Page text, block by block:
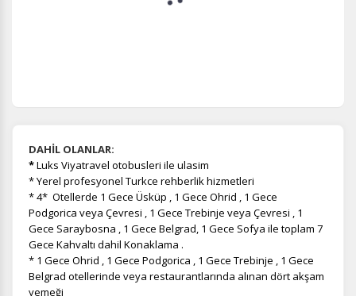
DAHİL OLANLAR:
*Luks Viyatravel otobusleri ile ulasim
* Yerel profesyonel Turkce rehberlik hizmetleri
* 4* Otellerde 1 Gece Üsküp , 1 Gece Ohrid , 1 Gece
Podgorica veya Çevresi , 1 Gece Trebinje veya Çevresi , 1
Gece Saraybosna , 1 Gece Belgrad, 1 Gece Sofya ile toplam 7
Gece Kahvaltı dahil Konaklama .
* 1 Gece Ohrid , 1 Gece Podgorica , 1 Gece Trebinje , 1 Gece
Belgrad otellerinde veya restaurantlarında alınan dört akşam
yemeği